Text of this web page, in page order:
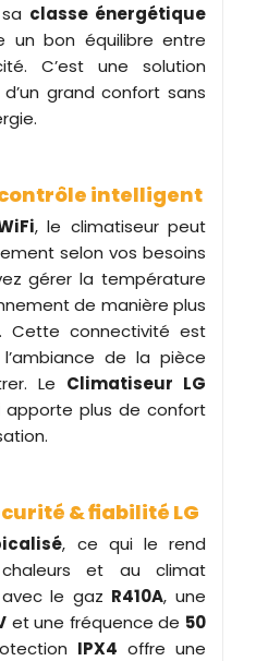
classe énergétique
un bon équilibre entre
C’est une solution
grand confort sans
intelligent
, le climatiseur peut
selon vos besoins
gérer la température
de manière plus
Cette connectivité est
de la pièce
Le Climatiseur LG
apporte plus de confort
& fiabilité LG
, ce qui le rend
et au climat
le gaz R410A, une
et une fréquence de 50
IPX4 offre une